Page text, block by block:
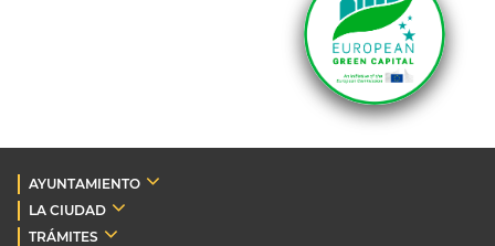
AYUNTAMIENTO
LA CIUDAD
TRÁMITES